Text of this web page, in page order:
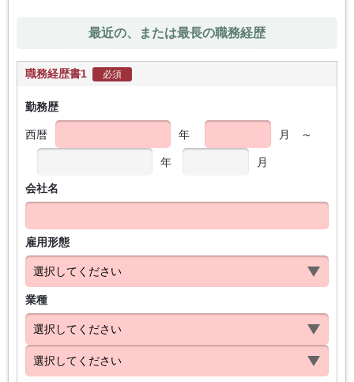
最近の、または最長の職務経歴
職務経歴書1 必須
勤務歴
西暦 年 月 ～
年 月
会社名
雇用形態
業種